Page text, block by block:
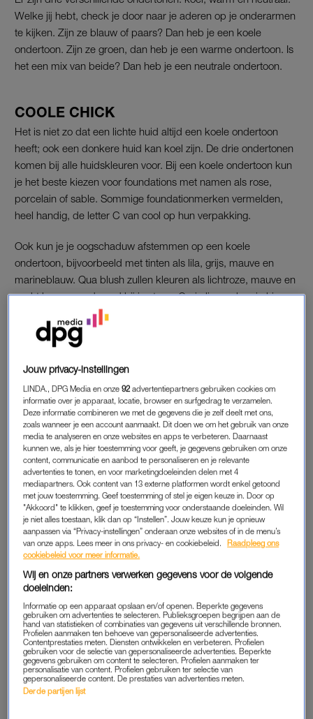
Welke jij hebt, check je door naar je aderen op je onderarmen
te kijken. Zijn ze blauw of paars? Dan heb je een koele
ondertoon. Zijn ze groen, dan heb je een warme ondertoon. Is
het een mix van beide? Dan heb je een neutrale ondertoon.
COOLE CHICK
Het is niet zo dat een lichte huid altijd een koele ondertoon
heeft; ook een donkere huid kan koel zijn. De drie ondertonen
komen bij alle huidskleuren voor. Bij een koele ondertoon kun
je het beste kiezen voor foundations met namen als rose,
porcelain of sable. Sommige foundationmerken vermelden,
heel handig, de letter C van cool op hun verpakking.
Ook kun je je oogschaduw afstemmen op een koele
ondertoon, bijvoorbeeld met tinten als lila, grijs, mauve en
marineblauw. Qua blush zullen kleuren als lichtroze, mauve en
zacht bessenrood goed bij je staan. Op je lippen kun je kiezen
voor kersenrood, dieproze, nudepink, paarstinten en wijnrood.
MAC Studio Fix Fluid Foundation SPF 15 in C55, € 47
Jouw privacy-instellingen
LINDA., DPG Media en onze92 advertentiepartners gebruiken cookies om
informatie over je apparaat, locatie, browser en surfgedrag te verzamelen.
Deze informatie combineren we met de gegevens die je zelf deelt met ons,
zoals wanneer je een account aanmaakt. Dit doen we om het gebruik van onze
media te analyseren en onze websites en apps te verbeteren. Daarnaast
kunnen we, als je hier toestemming voor geeft, je gegevens gebruiken om onze
content, communicatie en aanbod te personaliseren en je relevante
advertenties te tonen, en voor marketingdoeleinden delen met 4
mediapartners. Ook content van 13 externe platformen wordt enkel getoond
met jouw toestemming. Geef toestemming of stel je eigen keuze in. Door op
"Akkoord" te klikken, geef je toestemming voor onderstaande doeleinden. Wil
je niet alles toestaan, klik dan op “Instellen”. Jouw keuze kun je opnieuw
aanpassen via “Privacy-instellingen” onderaan onze websites of in de menu’s
van onze apps. Lees meer in ons privacy- en cookiebeleid.
Raadpleeg ons
cookiebeleid voor meer informatie.
Wij en onze partners verwerken gegevens voor de volgende
doeleinden:
Informatie op een apparaat opslaan en/of openen. Beperkte gegevens
gebruiken om advertenties te selecteren. Publieksgroepen begrijpen aan de
hand van statistieken of combinaties van gegevens uit verschillende bronnen.
Profielen aanmaken ten behoeve van gepersonaliseerde advertenties.
Contentprestaties meten. Diensten ontwikkelen en verbeteren. Profielen
gebruiken voor de selectie van gepersonaliseerde advertenties. Beperkte
gegevens gebruiken om content te selecteren. Profielen aanmaken ter
personalisatie van content. Profielen gebruiken ter selectie van
gepersonaliseerde content. De prestaties van advertenties meten.
Derde partijen lijst